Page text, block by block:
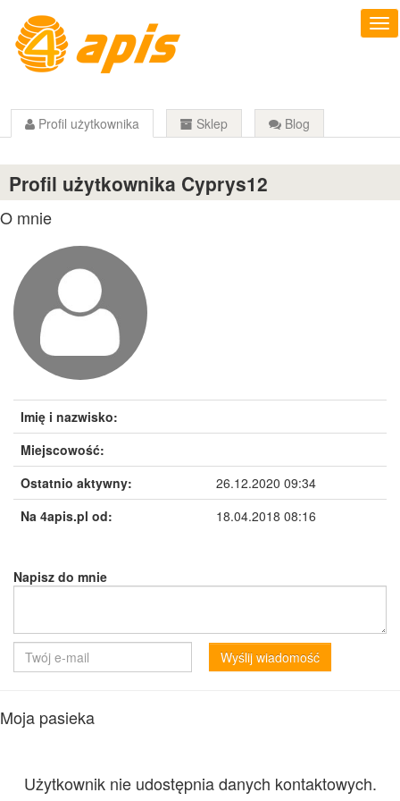
Profil użytkownika Sklep Blog
Profil użytkownika Cyprys12
O mnie
Imię i nazwisko:
Miejscowość:
Ostatnio aktywny:
26.12.2020 09:34
Na 4apis.pl od:
18.04.2018 08:16
Napisz do mnie
Wyślij wiadomość
Moja pasieka
Użytkownik nie udostępnia danych kontaktowych.